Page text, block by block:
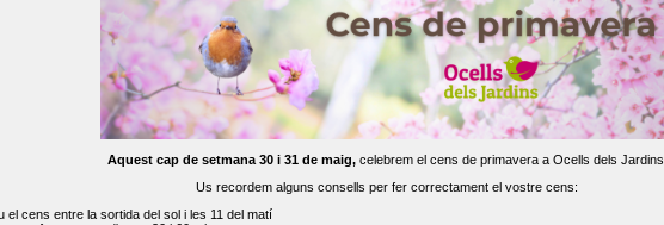
Aquest cap de setmana 30 i 31 de maig,celebrem el cens de primavera a Ocells dels Jardins.
Us recordem alguns consells per fer correctament el vostre cens:
el cens entre la sortida del sol i les 11 del matí